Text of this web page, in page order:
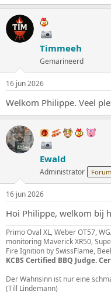
Timmeeh
Gemarineerd
16 jun 2026
Welkom Philippe. Veel
Ewald
Administrator
16 jun 2026
Hoi Philippe, welkom bij
Primo Oval XL, Weber OT57,
monitoring Maverick XR50,
Fire Ignition by SwissFlame,
KCBS Certified BBQ Judge.
Der Wahnsinn ist nur eine
(Till Lindemann)